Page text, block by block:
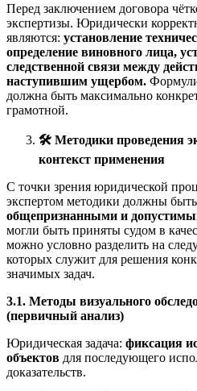
Перед заключением договора
экспертизы. Юридически
являются: установление
определение виновного лица,
следственной связи между
наступившим ущербом.
должна быть максимально
грамотной.
🛠 Методики проведения
контекст применения
С точки зрения юридической
экспертом методики должны быть
общепризнанными и
могли быть приняты судом в
можно условно разделить на
которых служит для решения
значимых задач.
3.1. Методы визуального
(первичный анализ)
Юридическая задача: фиксация
объектов для последующего
доказательств.